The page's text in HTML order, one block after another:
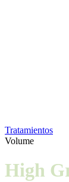
Tratamientos
Volume
High